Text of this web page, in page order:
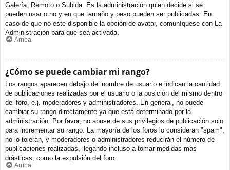
Galería, Remoto o Subida. Es la administración quien decide si se
pueden usar o no y en que tamaño y peso pueden ser publicadas. En
caso de que no este disponible la opción de avatar, comuníquese con La
Administración para que sea activada.
Arriba
¿Cómo se puede cambiar mi rango?
Los rangos aparecen debajo del nombre de usuario e indican la cantidad
de publicaciones realizadas por el usuario o la posición del mismo dentro
del foro, e.j. moderadores y administradores. En general, no puede
cambiar su rango directamente ya que está determinado por la
administración. Por favor, no abuse de sus privilegios de publicación solo
para incrementar su rango. La mayoría de los foros lo consideran "spam",
no lo toleran, y moderadores o administradores reducirán el número de
publicaciones realizadas, llegando incluso a tomar medidas mas
drásticas, como la expulsión del foro.
Arriba